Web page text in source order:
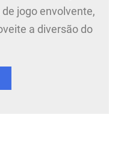
jogo envolvente,
a diversão do